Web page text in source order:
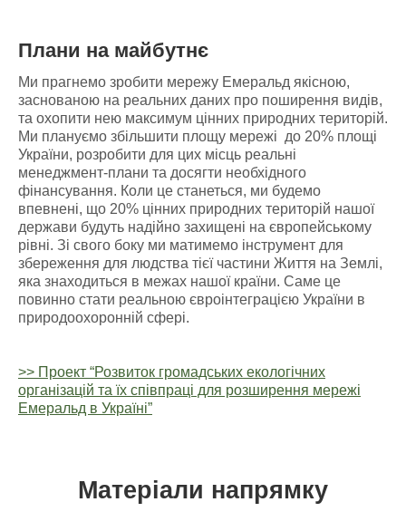
Плани на майбутнє
Ми прагнемо зробити мережу Емеральд якісною,
заснованою на реальних даних про поширення видів,
та охопити нею максимум цінних природних територій.
Ми плануємо збільшити площу мережі до 20% площі
України, розробити для цих місць реальні
менеджмент-плани та досягти необхідного
фінансування. Коли це станеться, ми будемо
впевнені, що 20% цінних природних територій нашої
держави будуть надійно захищені на європейському
рівні. Зі свого боку ми матимемо інструмент для
збереження для людства тієї частини Життя на Землі,
яка знаходиться в межах нашої країни. Саме це
повинно стати реальною євроінтеграцією України в
природоохоронній сфері.
>> Проект “Розвиток громадських екологічних
організацій та їх співпраці для розширення мережі
Емеральд в Україні”
Матеріали напрямку